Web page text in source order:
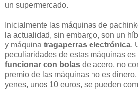
un supermercado.
Inicialmente las máquinas de
la actualidad, sin embargo, son un
y máquina tragaperras electrónica.
peculiaridades de estas máquinas es
funcionar con bolas de acero, no
premio de las máquinas no es
yenes, unos 10 euros, se pueden